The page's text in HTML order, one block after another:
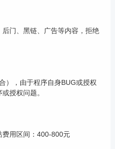
门、黑链、广告等内容，拒绝
），由于程序自身BUG或授权
授权问题。
费用区间：400-800元